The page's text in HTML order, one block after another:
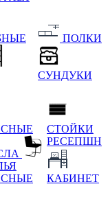
ПОЛКИ
СУНДУКИ
СТОЙКИ
РЕСЕПШН
КАБИНЕТ